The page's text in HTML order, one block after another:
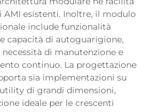
esistenti. Inoltre, il modulo
include funzionalità
capacità di autoguarigione,
di manutenzione e
continuo. La progettazione
sia implementazioni su
di grandi dimensioni,
ideale per le crescenti